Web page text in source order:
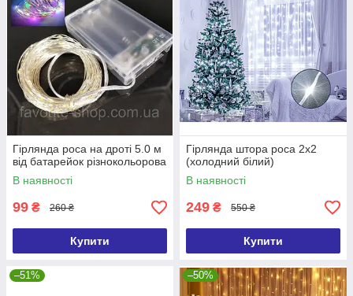
Гірлянда роса на дроті 5.0 м
від батарейок різнокольорова
В наявності
99 ₴ 260 ₴
Купити
Гірлянда штора роса 2х2
(холодний білий)
В наявності
249 ₴ 550 ₴
Купити
–51% –50%